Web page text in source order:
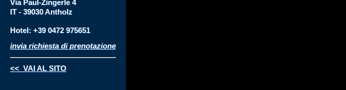
Via Paul-Zingerle 4
IT - 39030 Antholz
Hotel: +39 0472 975651
invia richiesta di prenotazione
<< VAI AL SITO